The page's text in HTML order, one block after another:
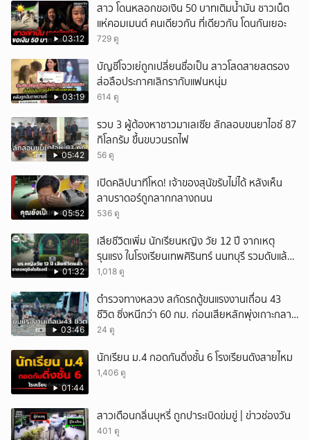
03:12
สาว โดนหลอกขอเงิน 50 บาทเติมน้ำมัน ชาวเน็ต
แห่คอมเมนต์ คนเดียวกัน ที่เดียวกัน โดนกันเยอะ
729 ดู
03:19
บัญชีโจวเย่ถูกเปลี่ยนชื่อเป็น สาวโสดสายสตรอง
ส่อลือประกาศเลิกรากับแฟนหนุ่ม
614 ดู
05:42
รวบ 3 ผู้ต้องหาชาวมาเลเซีย ลักลอบขนยาไอซ์ 87
กิโลกรัม ขึ้นขบวนรถไฟ
56 ดู
05:52
เปิดคลิปนาทีโหด! เจ้าของสุนัขรับไม่ได้ หลังเห็น
ลาบราดอร์ถูกลากกลางถนน
536 ดู
01:32
เสียชีวิตเพิ่ม นักเรียนหญิง วัย 12 ปี จากเหตุ
รุนแรง ในโรงเรียนเทพศิรินทร์ นนทบุรี รวมดับแล้ว
9 ราย
1,018 ดู
03:46
ตำรวจทางหลวง สกัดรถตู้ขนแรงงานเถื่อน 43
ชีวิต ซิ่งหนีกว่า 60 กม. ก่อนเสียหลักพุ่งเกาะกลาง
ถนน
24 ดู
01:44
นักเรียน ม.4 กอดกันดิ่งชั้น 6 โรงเรียนดังสายไหม
1,406 ดู
สาวเตือนกลิ่นบุหรี่ ถูกปาระเบิดข่มขู่ | ข่าวช่องวัน
401 ดู